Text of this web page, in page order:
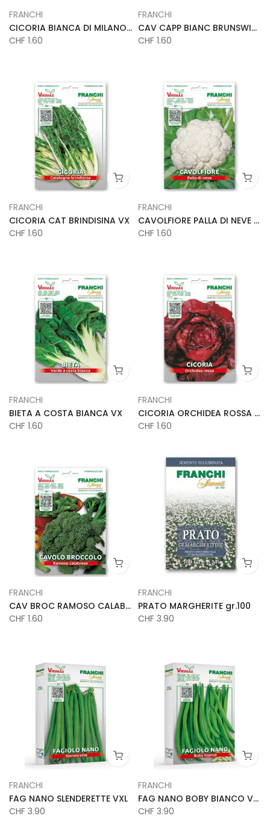
FRANCHI
CICORIA BIANCA DI MILANO VX
CHF 1.60
FRANCHI
CAV CAPP BIANC BRUNSWICK VX
CHF 1.60
FRANCHI
CICORIA CAT BRINDISINA VX
CHF 1.60
FRANCHI
CAVOLFIORE PALLA DI NEVE VX
CHF 1.60
FRANCHI
BIETA A COSTA BIANCA VX
CHF 1.60
FRANCHI
CICORIA ORCHIDEA ROSSA VX
CHF 1.60
FRANCHI
CAV BROC RAMOSO CALABRESE VX
CHF 1.60
FRANCHI
PRATO MARGHERITE gr.100
CHF 3.90
FRANCHI
FAG NANO SLENDERETTE VXL
CHF 3.90
FRANCHI
FAG NANO BOBY BIANCO VXL
CHF 3.90